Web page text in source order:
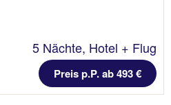
5 Nächte, Hotel + Flug
Preis p.P. ab 493 €